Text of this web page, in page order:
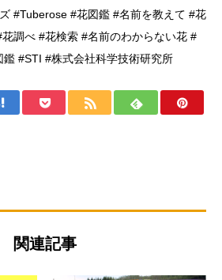
#Tuberose #花図鑑 #名前を教えて #花
調べ #花検索 #名前のわからない花 #
#STI #株式会社科学技術研究所
関連記事